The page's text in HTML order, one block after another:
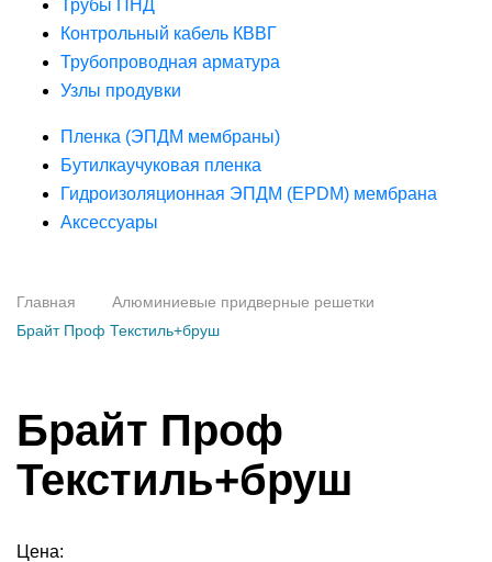
Трубы ПНД
Контрольный кабель КВВГ
Трубопроводная арматура
Узлы продувки
Пленка (ЭПДМ мембраны)
Бутилкаучуковая пленка
Гидроизоляционная ЭПДМ (EPDM) мембрана
Аксессуары
Главная
Алюминиевые придверные решетки
Брайт Проф Текстиль+бруш
Брайт Проф
Текстиль+бруш
Цена: